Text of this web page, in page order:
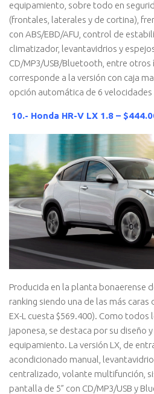
equipamiento, sobre todo en
(frontales, laterales y de cortina),
con ABS/EBD/AFU, control de
climatizador, levantavidrios y
CD/MP3/USB/Bluetooth, entre otros
corresponde a la versión con caja
opción automática de 6 velocidades
10.- Honda HR-V LX 1.8 –
Producida en la planta bonaerense
ranking siendo una de las más
EX-L cuesta $569.400). Como todos
japonesa, se destaca por su diseño
equipamiento. La versión LX, de
acondicionado manual,
centralizado, volante multifunción,
pantalla de 5” con CD/MP3/USB y